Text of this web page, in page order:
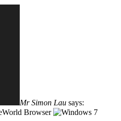
Mr Simon Lau says: